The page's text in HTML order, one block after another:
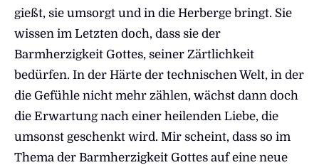
gießt, sie umsorgt und in die Herberge bringt. Sie
wissen im Letzten doch, dass sie der
Barmherzigkeit Gottes, seiner Zärtlichkeit
bedürfen. In der Härte der technischen Welt, in der
die Gefühle nicht mehr zählen, wächst dann doch
die Erwartung nach einer heilenden Liebe, die
umsonst geschenkt wird. Mir scheint, dass so im
Thema der Barmherzigkeit Gottes auf eine neue